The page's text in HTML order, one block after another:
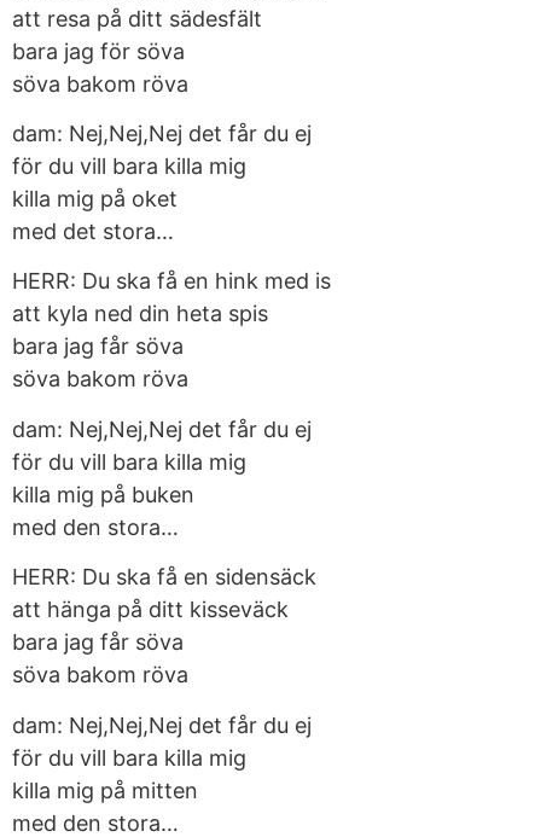
att resa på ditt sädesfält
bara jag för söva
söva bakom röva
dam: Nej,Nej,Nej det får du ej
för du vill bara killa mig
killa mig på oket
med det stora…
HERR: Du ska få en hink med is
att kyla ned din heta spis
bara jag får söva
söva bakom röva
dam: Nej,Nej,Nej det får du ej
för du vill bara killa mig
killa mig på buken
med den stora…
HERR: Du ska få en sidensäck
att hänga på ditt kisseväck
bara jag får söva
söva bakom röva
dam: Nej,Nej,Nej det får du ej
för du vill bara killa mig
killa mig på mitten
med den stora…